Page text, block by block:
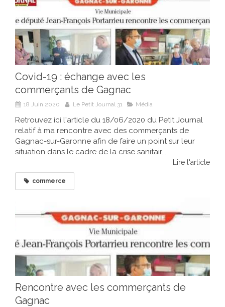
Covid-19 : échange avec les
commerçants de Gagnac
18 Juin 2020 Le Petit Journal 31 Média
Retrouvez ici l'article du 18/06/2020 du Petit Journal
relatif à ma rencontre avec des commerçants de
Gagnac-sur-Garonne afin de faire un point sur leur
situation dans le cadre de la crise sanitair...
Lire l'article
commerce
Rencontre avec les commerçants de
Gagnac